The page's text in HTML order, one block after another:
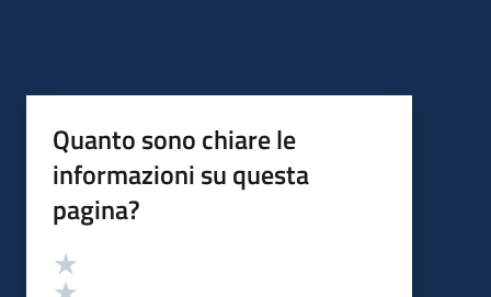
Quanto sono chiare le
informazioni su questa
pagina?
Valutazione